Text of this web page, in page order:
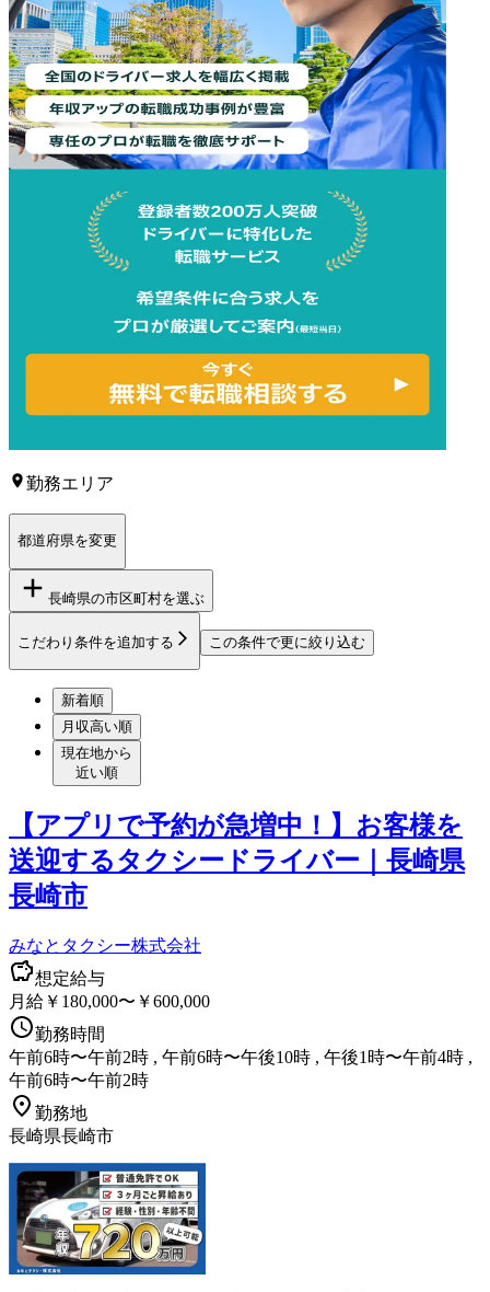
勤務エリア
都道府県を変更
長崎県の市区町村を選ぶ
こだわり条件を追加する この条件で更に絞り込む
新着順
月収高い順
現在地から
近い順
【アプリで予約が急増中！】お客様を
送迎するタクシードライバー｜長崎県
長崎市
みなとタクシー株式会社
想定給与
月給￥180,000〜￥600,000
勤務時間
午前6時〜午前2時 , 午前6時〜午後10時 , 午後1時〜午前4時 ,
午前6時〜午前2時
勤務地
長崎県長崎市